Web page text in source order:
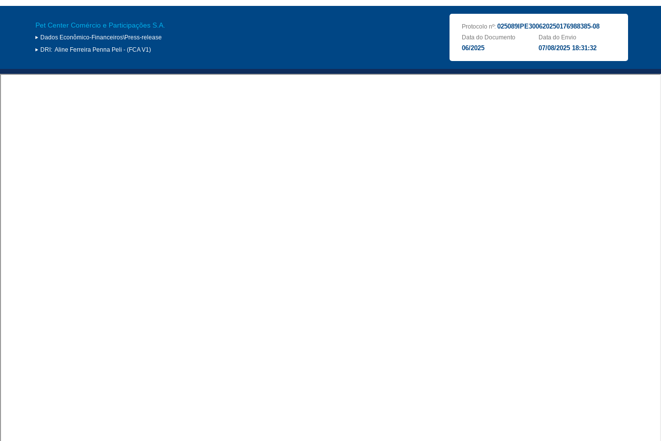
Pet Center Comércio e Participações S.A.
Dados Econômico-Financeiros\Press-release
DRI: Aline Ferreira Penna Peli - (FCA V1)
Protocolo nº: 025089IPE300620250176988385-08
Data do Documento
06/2025
Data do Envio
07/08/2025 18:31:32